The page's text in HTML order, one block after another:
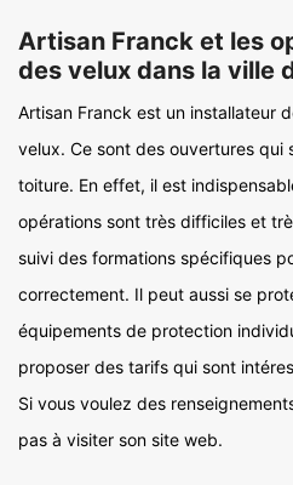
Artisan Franck et les
des velux dans la ville
Artisan Franck est un installateur
velux. Ce sont des ouvertures qui
toiture. En effet, il est
opérations sont très difficiles et
suivi des formations spécifiques
correctement. Il peut aussi se
équipements de protection
proposer des tarifs qui sont
Si vous voulez des
pas à visiter son site web.